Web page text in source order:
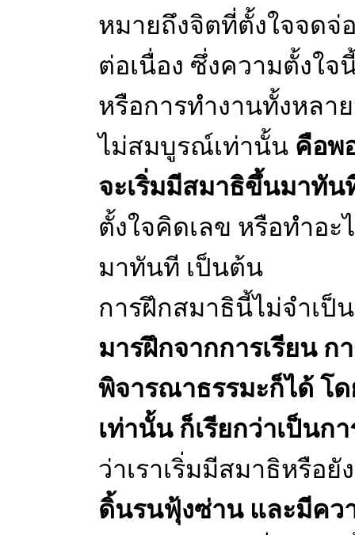
หมายถึงจิตที่ตั้งใจจดจ่
ต่อเนื่อง ซึ่งความตั้งใจ
หรือการทำงานทั้งหลา
ไม่สมบูรณ์เท่านั้น คือพ
จะเริ่มมีสมาธิขึ้นมาทั
ตั้งใจคิดเลข หรือทำอ
มาทันที เป็นต้น
การฝึกสมาธินี้ไม่จำเ
มารฝึกจากการเรียน ก
พิจารณาธรรมะก็ได้ โ
เท่านั้น ก็เรียกว่าเป็นก
ว่าเราเริ่มมีสมาธิหรือยั
ดิ้นรนฟุ้งซ่าน และมีค